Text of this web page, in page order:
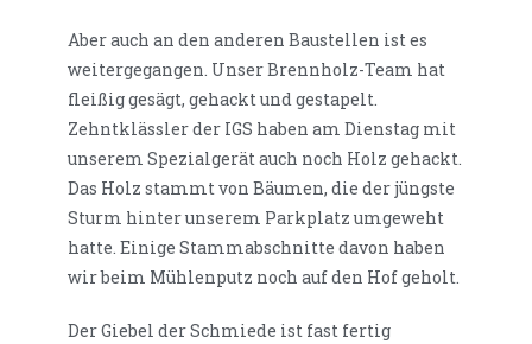
Aber auch an den anderen Baustellen ist es
weitergegangen. Unser Brennholz-Team hat
fleißig gesägt, gehackt und gestapelt.
Zehntklässler der IGS haben am Dienstag mit
unserem Spezialgerät auch noch Holz gehackt.
Das Holz stammt von Bäumen, die der jüngste
Sturm hinter unserem Parkplatz umgeweht
hatte. Einige Stammabschnitte davon haben
wir beim Mühlenputz noch auf den Hof geholt.
Der Giebel der Schmiede ist fast fertig